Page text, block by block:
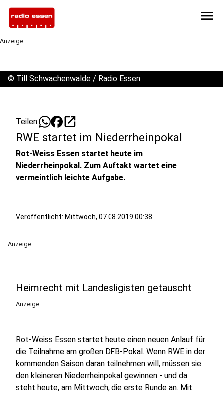
menu
Anzeige
© Till Schwachenwalde / Radio Essen
Teilen: open_in_new
RWE startet im Niederrheinpokal
Rot-Weiss Essen startet heute im
Niederrheinpokal. Zum Auftakt wartet eine
vermeintlich leichte Aufgabe.
Veröffentlicht: Mittwoch, 07.08.2019 00:38
Anzeige
Heimrecht mit Landesligisten getauscht
Anzeige
Rot-Weiss Essen startet heute einen neuen Anlauf für
die Teilnahme am großen DFB-Pokal. Wenn RWE in der
kommenden Saison daran teilnehmen will, müssen sie
den kleineren Niederrheinpokal gewinnen - und da
steht heute, am Mittwoch, die erste Runde an. Mit